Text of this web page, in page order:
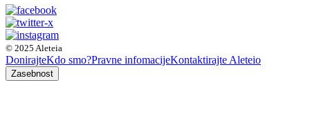
© 2025 Aleteia
DonirajteKdo smo?Pravne infomacijeKontaktirajte Aleteio
Zasebnost